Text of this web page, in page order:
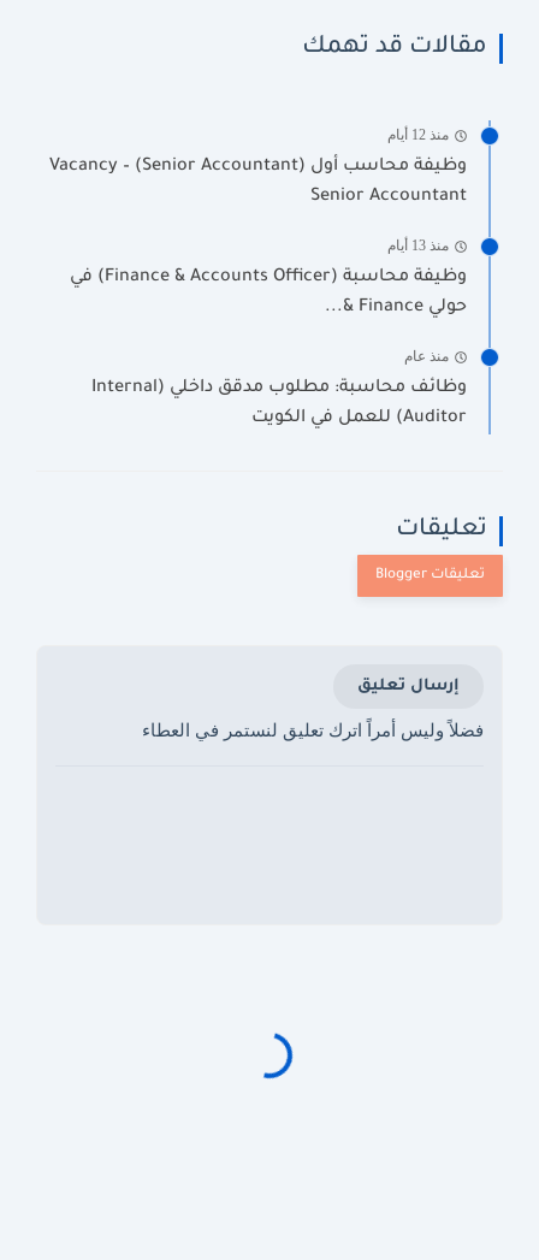
مقالات قد تهمك
منذ 12 أيام
وظيفة محاسب أول (Senior Accountant) Vacancy –
Senior Accountant
منذ 13 أيام
وظيفة محاسبة (Finance & Accounts Officer) في
حولي Finance &...
منذ عام
وظائف محاسبة: مطلوب مدقق داخلي (Internal
Auditor) للعمل في الكويت
تعليقات
إرسال تعليق
فضلاً وليس أمراً اترك تعليق لنستمر في العطاء